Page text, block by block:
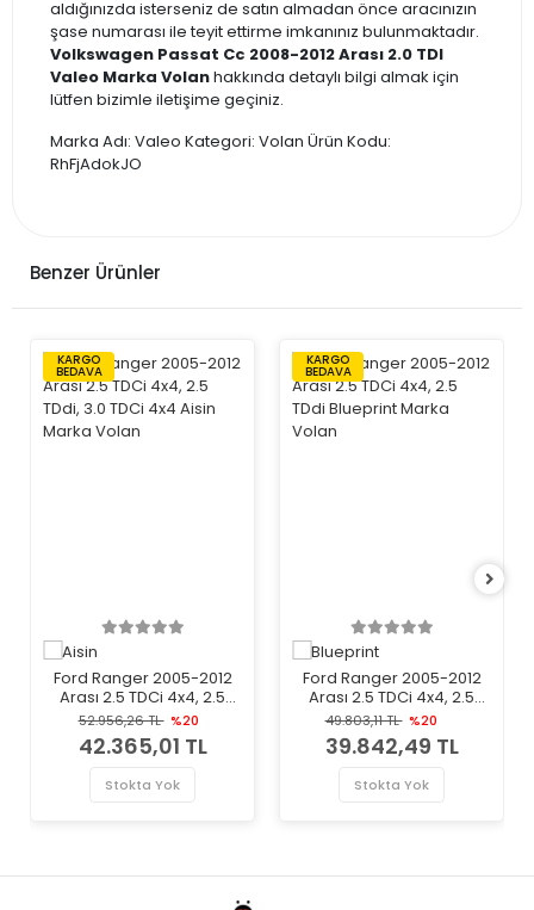
aldığınızda isterseniz de satın almadan önce aracınızın
şase numarası ile teyit ettirme imkanınız bulunmaktadır.
Volkswagen Passat Cc 2008-2012 Arası 2.0 TDI
Valeo Marka Volanhakkında detaylı bilgi almak için
lütfen bizimle iletişime geçiniz.
Marka Adı: Valeo Kategori: Volan Ürün Kodu:
RhFjAdokJO
Benzer Ürünler
KARGO
BEDAVA
Ford Ranger 2005-2012
Arası 2.5 TDCi 4x4, 2.5
TDdi, 3.0 TDCi 4x4 Aisin
Marka Volan
52.956,26 TL %20
42.365,01 TL
Stokta Yok
KARGO
BEDAVA
Ford Ranger 2005-2012
Arası 2.5 TDCi 4x4, 2.5
TDdi Blueprint Marka
Volan
49.803,11 TL %20
39.842,49 TL
Stokta Yok